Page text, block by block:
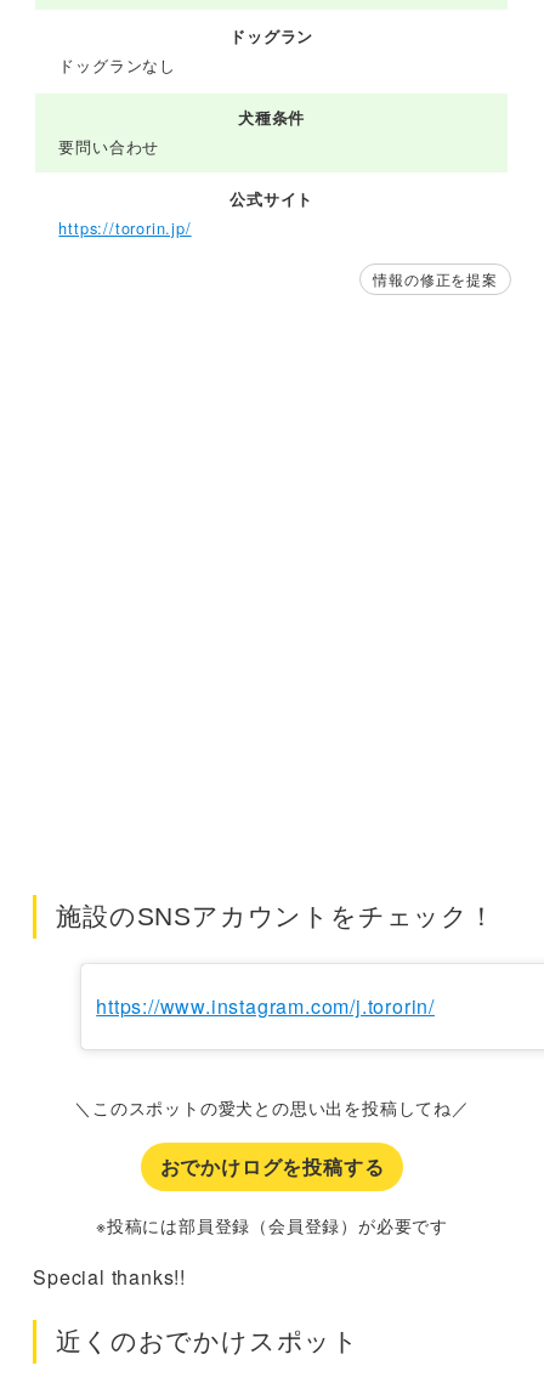
ドッグラン
ドッグランなし
犬種条件
要問い合わせ
公式サイト
https://tororin.jp/
情報の修正を提案
施設のSNSアカウントをチェック！
https://www.instagram.com/j.tororin/
＼このスポットの愛犬との思い出を投稿してね／
おでかけログを投稿する
※投稿には部員登録（会員登録）が必要です
Special thanks!!
近くのおでかけスポット